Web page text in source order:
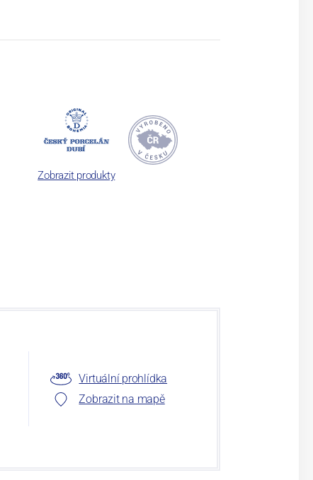
Zobrazit produkty
Virtuální prohlídka
Zobrazit na mapě